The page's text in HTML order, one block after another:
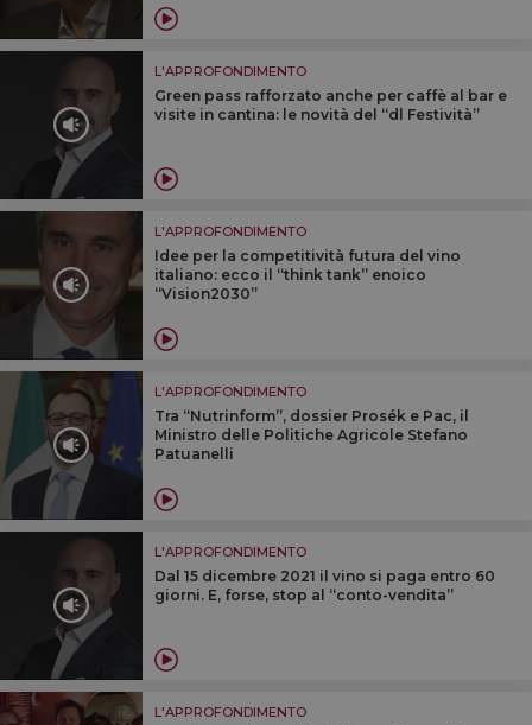
L'APPROFONDIMENTO
Green pass rafforzato anche per caffè al bar e
visite in cantina: le novità del “dl Festività”
L'APPROFONDIMENTO
Idee per la competitività futura del vino
italiano: ecco il “think tank” enoico
“Vision2030”
L'APPROFONDIMENTO
Tra “Nutrinform”, dossier Prosék e Pac, il
Ministro delle Politiche Agricole Stefano
Patuanelli
L'APPROFONDIMENTO
Dal 15 dicembre 2021 il vino si paga entro 60
giorni. E, forse, stop al “conto-vendita”
L'APPROFONDIMENTO